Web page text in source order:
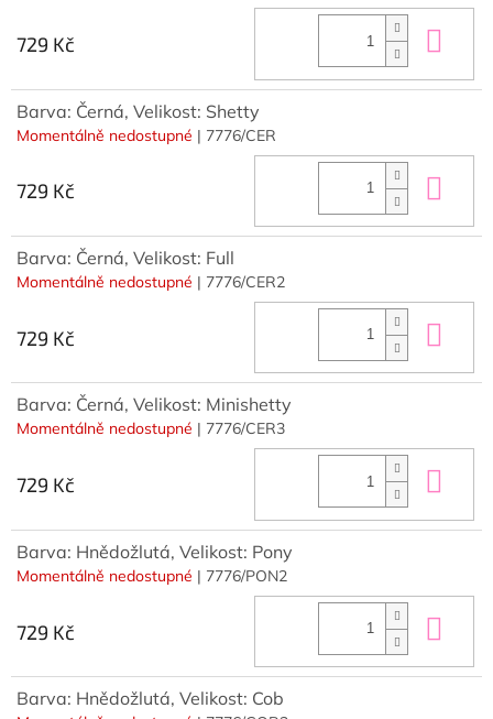
729 Kč
Barva: Černá, Velikost: Shetty
Momentálně nedostupné | 7776/CER
729 Kč
Barva: Černá, Velikost: Full
Momentálně nedostupné | 7776/CER2
729 Kč
Barva: Černá, Velikost: Minishetty
Momentálně nedostupné | 7776/CER3
729 Kč
Barva: Hnědožlutá, Velikost: Pony
Momentálně nedostupné | 7776/PON2
729 Kč
Barva: Hnědožlutá, Velikost: Cob